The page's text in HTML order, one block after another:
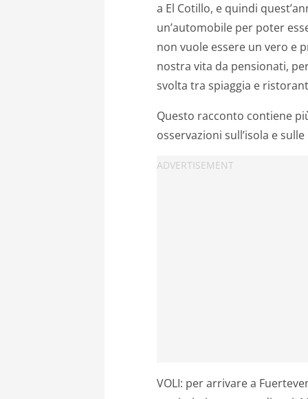
a El Cotillo, e quindi
un’automobile per poter
non vuole essere un vero e
nostra vita da pensionati,
svolta tra spiaggia e
Questo racconto contiene
osservazioni sull’isola e
VOLI: per arrivare a